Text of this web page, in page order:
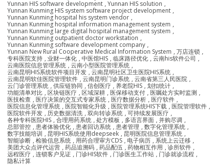
Yunnan HIS software development , Yunnan HIS solution ,
Yunnan Kunming HIS system software project development ,
Yunnan Kunming hospital his system vendor ,
Yunnan Kunming hospital information management system ,
Yunnan Kunming large digital hospital management system ,
Yunnan Kunming outpatient doctor workstation ,
Yunnan Kunming software development company ,
Yunnan New Rural Cooperative Medical Information System , 万店连锁 ,
专科医院支持 , 业财一体化 , 中医馆HIS , 临床路径优化 , 云南his软件公司 ,
云南医院信息管理系统 , 云南小型医院管理系统 ,
云南昆明HIS系统软件项目开发 , 云南昆明社区卫生医院HIS系统 ,
云南昆明软佳医院管理软件 , 云南昆明门诊系统 , 云南省第三人民医院 ,
云门诊管理系统 , 供应链协同 , 信创医疗 , 养老院HIS , 划扣统计 ,
功能清单对比 , 区块链医疗 , 区域深耕 , 医保移动支付 , 医嘱处方实时监测 ,
医技检查 , 医疗决策的交互式专家系统 , 医疗数据分析 , 医疗软件 ,
医院信息化管理系统 , 医院智能化升级 , 医院管理系统HIS下载 , 医院管理软件 ,
医院软件开发 , 历史数据清洗 , 双向转诊系统 , 可持续发展医疗 ,
各种专科医院HIS , 合理用药系统 , 处方模板 , 多语言界面 , 并购尽调 ,
总部管控 , 患者体验优化 , 患者回访系统 , 患者管理 , 数字化管理系统 ,
数字技能培训 , 昆明HIS系统使用deepseek , 昆明医院信息管理系统 ,
智能诊断 , 检验信息系统 , 用药合理审方CDS , 电子病历 , 系统上云迁移 ,
美团大众点评代运营 , 药品追溯码 , 药品配伍 , 药物相互作用 , 诊所软件 ,
远程医疗 , 连锁客户见证 , 门诊HIS软件 , 门诊医生工作站 , 门诊就诊流程 ,
隐私计算